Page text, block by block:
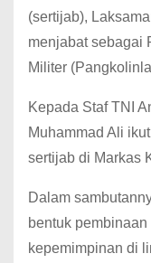
(sertijab),
menjabat sebagai
Militer
Kepada Staf TNI
Muhammad Ali
sertijab di Markas
Dalam
bentuk
kepemimpinan di